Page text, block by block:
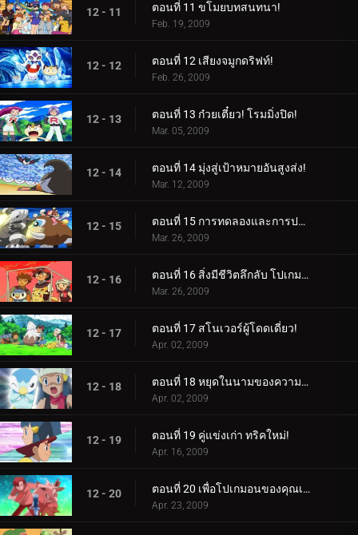
12 - 11 ตอนที่ 11 ขโมยบทสนทนา!
Feb. 19, 2009
12 - 12 ตอนที่ 12 เสียงจมูกดริฟท์!
Feb. 26, 2009
12 - 13 ตอนที่ 13 ก๋วยเตี๋ยว! โรมมิ่งปิด!
Mar. 05, 2009
12 - 14 ตอนที่ 14 มุ่งสู่เป้าหมายอันสูงส่ง!
Mar. 12, 2009
12 - 15 ตอนที่ 15 การทดลองและการประจบประแจง!
Mar. 26, 2009
12 - 16 ตอนที่ 16 สิ่งมีชีวิตลึกลับ โปเกมอน!
Mar. 26, 2009
12 - 17 ตอนที่ 17 สโนเวอร์ผู้โดดเดี่ยว!
Apr. 02, 2009
12 - 18 ตอนที่ 18 หยุดในนามของความรัก!
Apr. 02, 2009
12 - 19 ตอนที่ 19 คู่แข่งเก่า ทริคใหม่!
Apr. 16, 2009
12 - 20 ตอนที่ 20 เพื่อโปเกมอนของคุณเอง จงเป็นจริง!
Apr. 23, 2009